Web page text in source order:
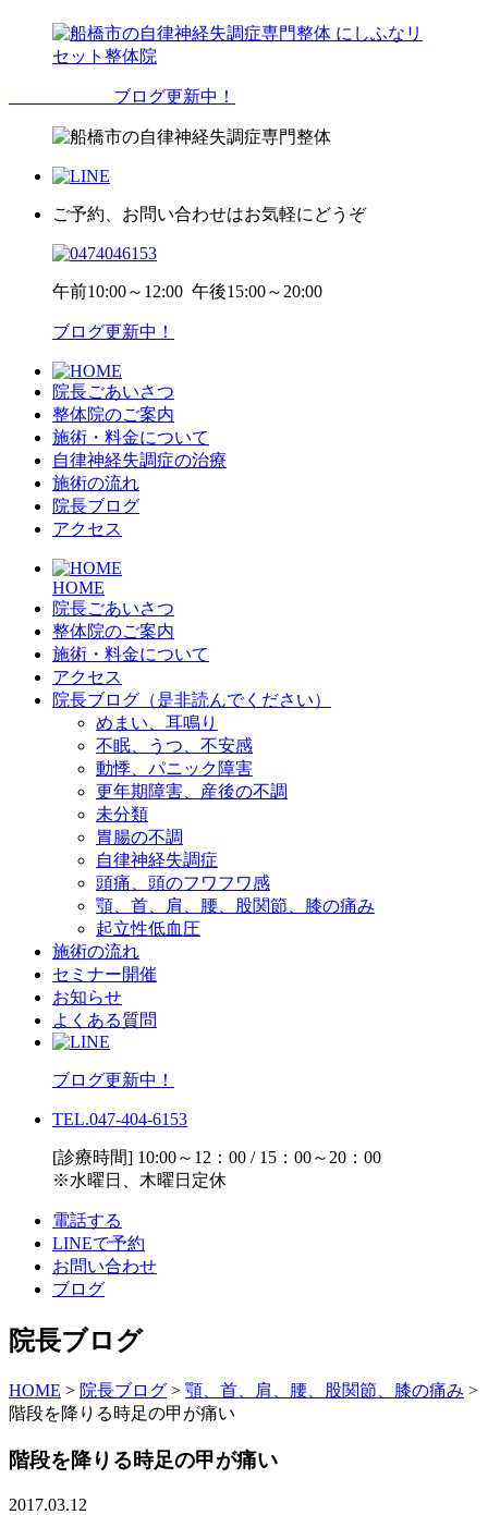
ブログ更新中！
ご予約、お問い合わせはお気軽にどうぞ
午前10:00～12:00 午後15:00～20:00
ブログ更新中！
院長ごあいさつ
整体院のご案内
施術・料金について
自律神経失調症の治療
施術の流れ
院長ブログ
アクセス
HOME
院長ごあいさつ
整体院のご案内
施術・料金について
アクセス
院長ブログ（是非読んでください）
めまい、耳鳴り
不眠、うつ、不安感
動悸、パニック障害
更年期障害、産後の不調
未分類
胃腸の不調
自律神経失調症
頭痛、頭のフワフワ感
顎、首、肩、腰、股関節、膝の痛み
起立性低血圧
施術の流れ
セミナー開催
お知らせ
よくある質問
ブログ更新中！
TEL.047-404-6153
[診療時間] 10:00～12：00 / 15：00～20：00
※水曜日、木曜日定休
電話する
LINEで予約
お問い合わせ
ブログ
院長ブログ
HOME > 院長ブログ > 顎、首、肩、腰、股関節、膝の痛み >
階段を降りる時足の甲が痛い
階段を降りる時足の甲が痛い
2017.03.12